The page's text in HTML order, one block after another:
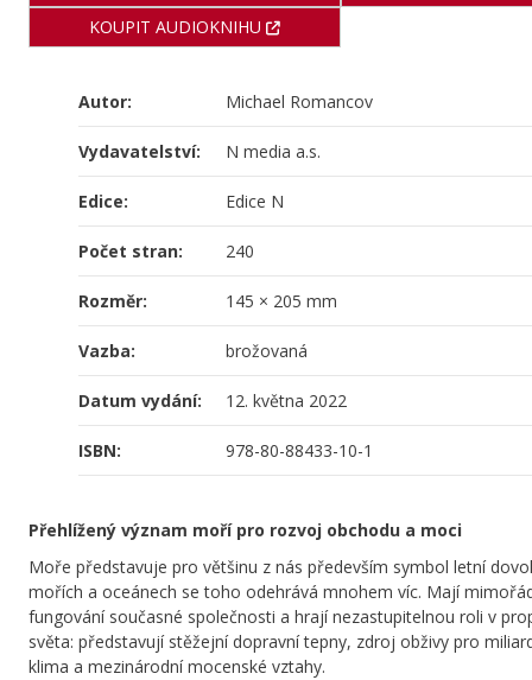
KOUPIT AUDIOKNIHU
Autor: Michael Romancov
Vydavatelství: N media a.s.
Edice: Edice N
Počet stran: 240
Rozměr: 145 × 205 mm
Vazba: brožovaná
Datum vydání: 12. května 2022
ISBN: 978-80-88433-10-1
Přehlížený význam moří pro rozvoj obchodu a moci
Moře představuje pro většinu z nás především symbol letní
mořích a oceánech se toho odehrává mnohem víc. Mají
fungování současné společnosti a hrají nezastupitelnou roli v
světa: představují stěžejní dopravní tepny, zdroj obživy pro
klima a mezinárodní mocenské vztahy.